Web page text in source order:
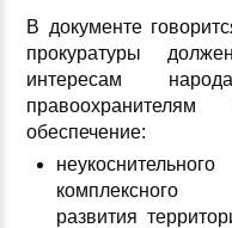
В документе
прокуратуры
интересам
обеспечение:
комплексного
развития